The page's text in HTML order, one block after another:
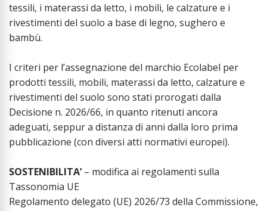
tessili, i materassi da letto, i mobili, le calzature e i
rivestimenti del suolo a base di legno, sughero e
bambù.
I criteri per l’assegnazione del marchio Ecolabel per
prodotti tessili, mobili, materassi da letto, calzature e
rivestimenti del suolo sono stati prorogati dalla
Decisione n. 2026/66, in quanto ritenuti ancora
adeguati, seppur a distanza di anni dalla loro prima
pubblicazione (con diversi atti normativi europei).
SOSTENIBILITA’– modifica ai regolamenti sulla
Tassonomia UE
Regolamento delegato (UE) 2026/73 della Commissione,